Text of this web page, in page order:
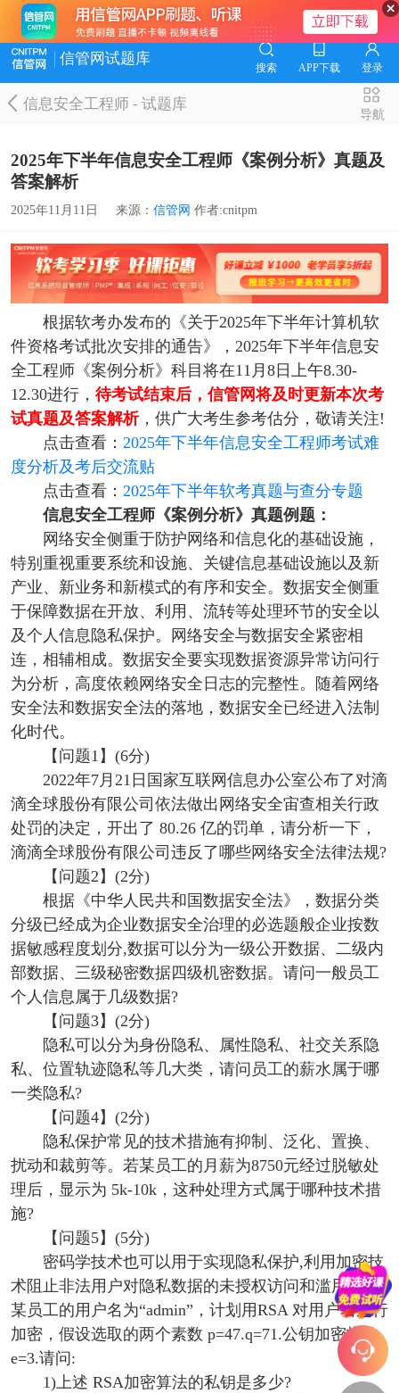
信管网试题库
搜索 APP下载 登录
信息安全工程师-试题库
导航
2025年下半年信息安全工程师《案例分析》真题及
答案解析
2025年11月11日 来源： 信管网 作者:cnitpm
根据软考办发布的《关于2025年下半年计算机软
件资格考试批次安排的通告》，2025年下半年信息安
全工程师《案例分析》科目将在11月8日上午8.30-
12.30进行， 待考试结束后，信管网将及时更新本次考
试真题及答案解析，供广大考生参考估分，敬请关注!
点击查看： 2025年下半年信息安全工程师考试难
度分析及考后交流贴
点击查看： 2025年下半年软考真题与查分专题
信息安全工程师《案例分析》真题例题：
网络安全侧重于防护网络和信息化的基础设施，
特别重视重要系统和设施、关键信息基础设施以及新
产业、新业务和新模式的有序和安全。数据安全侧重
于保障数据在开放、利用、流转等处理环节的安全以
及个人信息隐私保护。网络安全与数据安全紧密相
连，相辅相成。数据安全要实现数据资源异常访问行
为分析，高度依赖网络安全日志的完整性。随着网络
安全法和数据安全法的落地，数据安全已经进入法制
化时代。
【问题1】(6分)
2022年7月21日国家互联网信息办公室公布了对滴
滴全球股份有限公司依法做出网络安全宙查相关行政
处罚的决定，开出了 80.26 亿的罚单，请分析一下，
滴滴全球股份有限公司违反了哪些网络安全法律法规?
【问题2】(2分)
根据《中华人民共和国数据安全法》，数据分类
分级已经成为企业数据安全治理的必选题般企业按数
据敏感程度划分,数据可以分为一级公开数据、二级内
部数据、三级秘密数据四级机密数据。请问一般员工
个人信息属于几级数据?
【问题3】(2分)
隐私可以分为身份隐私、属性隐私、社交关系隐
私、位置轨迹隐私等几大类，请问员工的薪水属于哪
一类隐私?
【问题4】(2分)
隐私保护常见的技术措施有抑制、泛化、置换、
扰动和裁剪等。若某员工的月薪为8750元经过脱敏处
理后，显示为 5k-10k，这种处理方式属于哪种技术措
施?
【问题5】(5分)
密码学技术也可以用于实现隐私保护,利用加密技
术阻止非法用户对隐私数据的未授权访问和滥用。若
某员工的用户名为“admin”，计划用RSA 对用户名进行
加密，假设选取的两个素数 p=47.q=71.公钥加密指数
e=3.请问:
1)上述 RSA加密算法的私钥是多少?